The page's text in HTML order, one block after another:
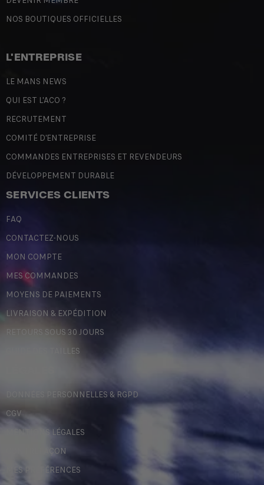
NOS BOUTIQUES OFFICIELLES
L'ENTREPRISE
LE MANS NEWS
QUI EST L'ACO ?
RECRUTEMENT
COMITÉ D'ENTREPRISE
COMMANDES ENTREPRISES ET REVENDEURS
DÉVELOPPEMENT DURABLE
SERVICES CLIENTS
FAQ
CONTACTEZ-NOUS
MON COMPTE
MES COMMANDES
MOYENS DE PAIEMENTS
LIVRAISON & EXPÉDITION
RETOURS SOUS 30 JOURS
GUIDE DES TAILLES
DONNÉES PERSONNELLES & RGPD
CGV
MENTIONS LÉGALES
CONTREFAÇON
MES PRÉFÉRENCES